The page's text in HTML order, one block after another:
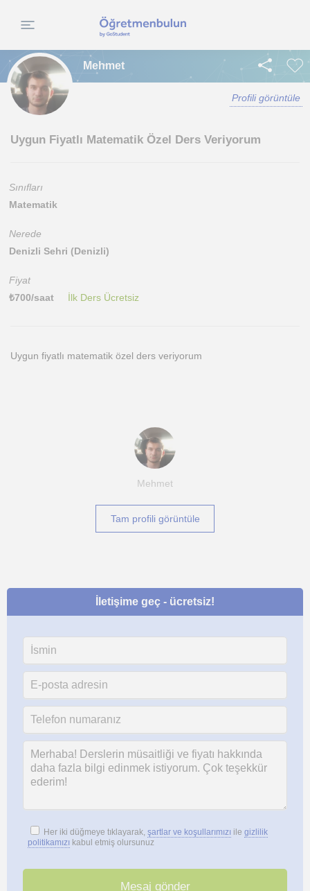
Mehmet
Profili görüntüle
Uygun Fiyatlı Matematik Özel Ders Veriyorum
Sınıfları
Matematik
Nerede
Denizli Sehri (Denizli)
Fiyat
₺700/saat İlk Ders Ücretsiz
Uygun fiyatlı matematik özel ders veriyorum
Mehmet
Tam profili görüntüle
İletişime geç - ücretsiz!
Her iki düğmeye tıklayarak, şartlar ve koşullarımızı ile gizlilik
politikamızı kabul etmiş olursunuz